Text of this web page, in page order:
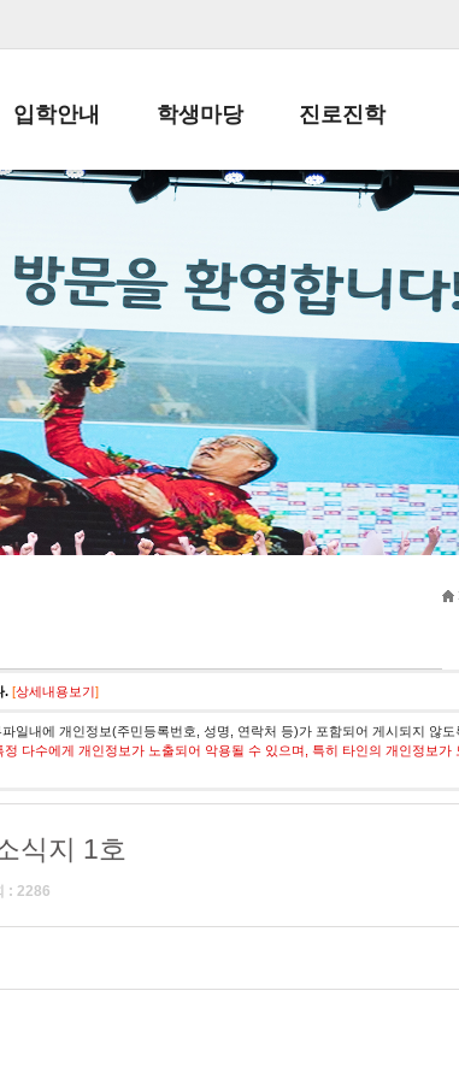
입학안내
전-편입 서류양식
입학금/수업료
교복구입안내
학생마당
학생생활규정
학교신문
자율진로동아리
유초등 소식지
진로진학
공지사항 및 입시자료
드림레터
. [상세내용보기]
일내에 개인정보(주민등록번호, 성명, 연락처 등)가 포함되어 게시되지 않도
다수에게 개인정보가 노출되어 악용될 수 있으며, 특히 타인의 개인정보가
식지 1호
: 2286